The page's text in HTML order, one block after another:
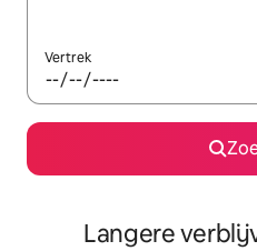
Vertrek
Langere